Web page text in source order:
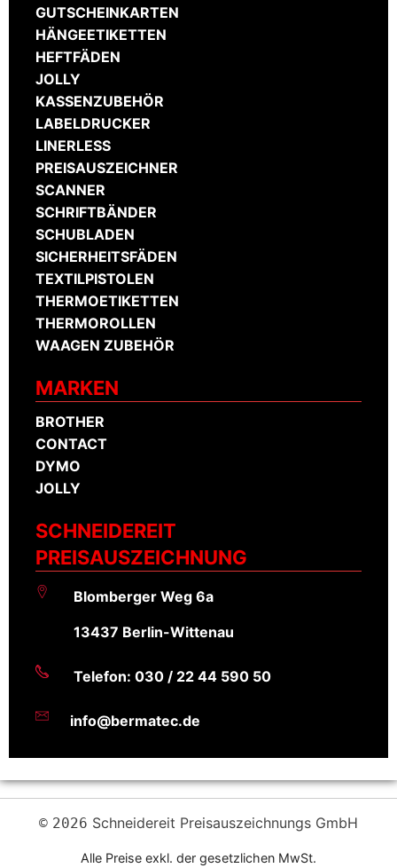
GUTSCHEINKARTEN
HÄNGEETIKETTEN
HEFTFÄDEN
JOLLY
KASSENZUBEHÖR
LABELDRUCKER
LINERLESS
PREISAUSZEICHNER
SCANNER
SCHRIFTBÄNDER
SCHUBLADEN
SICHERHEITSFÄDEN
TEXTILPISTOLEN
THERMOETIKETTEN
THERMOROLLEN
WAAGEN ZUBEHÖR
MARKEN
BROTHER
CONTACT
DYMO
JOLLY
SCHNEIDEREIT
PREISAUSZEICHNUNG
Blomberger Weg 6a
13437 Berlin-Wittenau
Telefon: 030 / 22 44 590 50
info@bermatec.de
© 2026 Schneidereit Preisauszeichnungs GmbH
Alle Preise exkl. der gesetzlichen MwSt.